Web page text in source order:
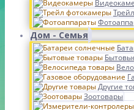
Дом - Семья
Другие
Зоотовары